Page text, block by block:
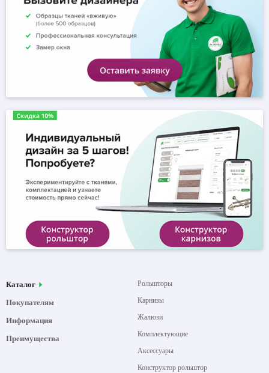
Каталог
Покупателям
Информация
Преимущества
Рольшторы
Карнизы
Жалюзи
Комплектующие
Аксессуары
Конструктор рольштор